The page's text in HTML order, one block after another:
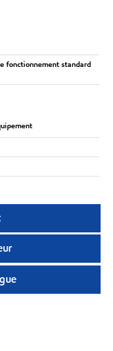
fonctionnement standard